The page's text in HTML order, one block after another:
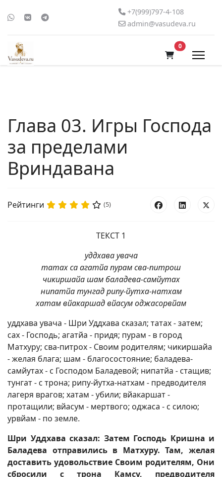
+7(999)797-4-108
admin@vasudeva.ru
0В корзину
Глава 03. Игры Господа
за пределами
Вриндавана
Рейтинги (5)
ТЕКСТ 1
уддхава увача
татах са агатйа пурам сва-питрош
чикиршайа шам баладева-самйутах
нипатйа тунгад рипу-йутха-натхам
хатам вйакаршад вйасум оджасорвйам
уддхава увача - Шри Уддхава сказал; татах - затем;
сах - Господь; агатйа - придя; пурам - в город
Матхуру; сва-питрох - Своим родителям; чикиршайа
- желая блага; шам - благосостояние; баладева-
самйутах - с Господом Баладевой; нипатйа - стащив;
тунгат - с трона; рипу-йутха-натхам - предводителя
лагеря врагов; хатам - убили; вйакаршат -
протащили; вйасум - мертвого; оджаса - с силою;
урвйам - по земле.
Шри Уддхава сказал: Затем Господь Кришна и
Баладева отправились в Матхуру. Там, желая
доставить удовольствие Своим родителям, Они
сбросили с трона Камсу, предводителя